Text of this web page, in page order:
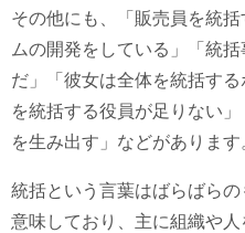
その他にも、「販売員を統
ムの開発をしている」「統
だ」「彼女は全体を統括す
を統括する役員が足りない
を生み出す」などがあります
統括という言葉はばらばら
意味しており、主に組織や